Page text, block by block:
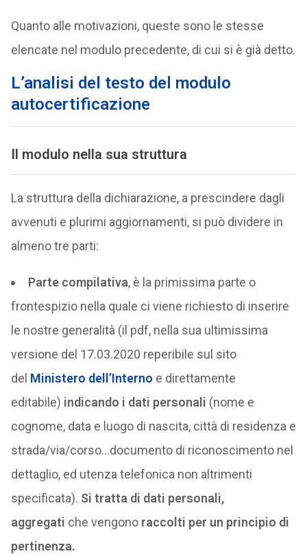
Quanto alle motivazioni, queste sono le stesse
elencate nel modulo precedente, di cui si è già detto.
L’analisi del testo del modulo
autocertificazione
Il modulo nella sua struttura
La struttura della dichiarazione, a prescindere dagli
avvenuti e plurimi aggiornamenti, si può dividere in
almeno tre parti:
Parte compilativa, è la primissima parte o
frontespizio nella quale ci viene richiesto di inserire
le nostre generalità (il pdf, nella sua ultimissima
versione del 17.03.2020 reperibile sul sito
del Ministero dell’Interno e direttamente
editabile) indicando i dati personali (nome e
cognome, data e luogo di nascita, città di residenza e
strada/via/corso…documento di riconoscimento nel
dettaglio, ed utenza telefonica non altrimenti
specificata). Si tratta di dati personali,
aggregati che vengono raccolti per un principio di
pertinenza.